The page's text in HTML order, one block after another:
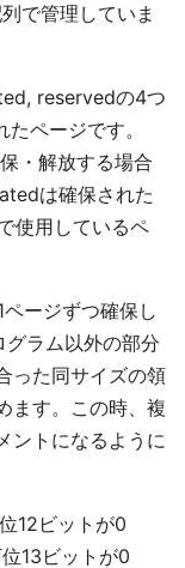
で管理していま
reservedの4つ
ページです。
・解放する場合
は確保された
使用しているペ
ージずつ確保し
ラム以外の部分
った同サイズの領
ます。この時、複
ントになるように
12ビットが0
13ビットが0